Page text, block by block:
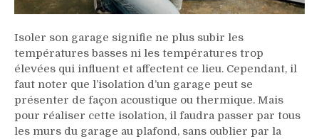
Isoler son garage signifie ne plus subir les
températures basses ni les températures trop
élevées qui influent et affectent ce lieu. Cependant, il
faut noter que l’isolation d’un garage peut se
présenter de façon acoustique ou thermique. Mais
pour réaliser cette isolation, il faudra passer par tous
les murs du garage au plafond, sans oublier par la